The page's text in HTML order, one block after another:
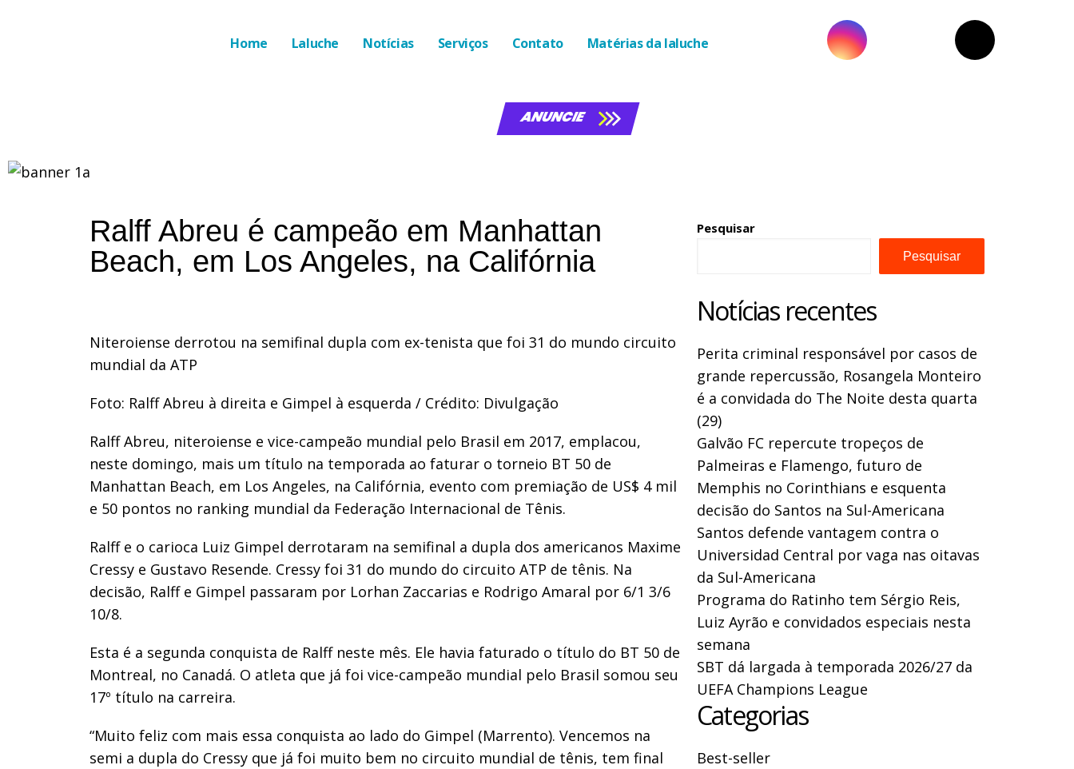
Home Laluche Notícias Serviços Contato Matérias da laluche
ANUNCIE
Ralff Abreu é campeão em Manhattan
Beach, em Los Angeles, na Califórnia
Niteroiense derrotou na semifinal dupla com ex-tenista que foi 31 do mundo circuito
mundial da ATP
Foto: Ralff Abreu à direita e Gimpel à esquerda / Crédito: Divulgação
Ralff Abreu, niteroiense e vice-campeão mundial pelo Brasil em 2017, emplacou,
neste domingo, mais um título na temporada ao faturar o torneio BT 50 de
Manhattan Beach, em Los Angeles, na Califórnia, evento com premiação de US$ 4 mil
e 50 pontos no ranking mundial da Federação Internacional de Tênis.
Ralff e o carioca Luiz Gimpel derrotaram na semifinal a dupla dos americanos Maxime
Cressy e Gustavo Resende. Cressy foi 31 do mundo do circuito ATP de tênis. Na
decisão, Ralff e Gimpel passaram por Lorhan Zaccarias e Rodrigo Amaral por 6/1 3/6
10/8.
Esta é a segunda conquista de Ralff neste mês. Ele havia faturado o título do BT 50 de
Montreal, no Canadá. O atleta que já foi vice-campeão mundial pelo Brasil somou seu
17º título na carreira.
“Muito feliz com mais essa conquista ao lado do Gimpel (Marrento). Vencemos na
semi a dupla do Cressy que já foi muito bem no circuito mundial de tênis, tem final
Pesquisar
Pesquisar
Notícias recentes
Perita criminal responsável por casos de
grande repercussão, Rosangela Monteiro
é a convidada do The Noite desta quarta
(29)
Galvão FC repercute tropeços de
Palmeiras e Flamengo, futuro de
Memphis no Corinthians e esquenta
decisão do Santos na Sul-Americana
Santos defende vantagem contra o
Universidad Central por vaga nas oitavas
da Sul-Americana
Programa do Ratinho tem Sérgio Reis,
Luiz Ayrão e convidados especiais nesta
semana
SBT dá largada à temporada 2026/27 da
UEFA Champions League
Categorias
Best-seller